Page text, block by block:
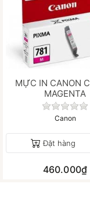
MỰC IN CANON
MAGENTA
Chưa
Canon
Đặt hàng
460.000₫